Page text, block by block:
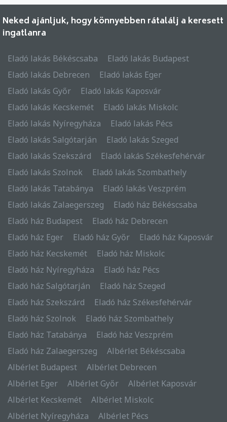
Neked ajánljuk, hogy könnyebben rátalálj a keresett
ingatlanra
Eladó lakás Békéscsaba
Eladó lakás Budapest
Eladó lakás Debrecen
Eladó lakás Eger
Eladó lakás Győr
Eladó lakás Kaposvár
Eladó lakás Kecskemét
Eladó lakás Miskolc
Eladó lakás Nyíregyháza
Eladó lakás Pécs
Eladó lakás Salgótarján
Eladó lakás Szeged
Eladó lakás Szekszárd
Eladó lakás Székesfehérvár
Eladó lakás Szolnok
Eladó lakás Szombathely
Eladó lakás Tatabánya
Eladó lakás Veszprém
Eladó lakás Zalaegerszeg
Eladó ház Békéscsaba
Eladó ház Budapest
Eladó ház Debrecen
Eladó ház Eger
Eladó ház Győr
Eladó ház Kaposvár
Eladó ház Kecskemét
Eladó ház Miskolc
Eladó ház Nyíregyháza
Eladó ház Pécs
Eladó ház Salgótarján
Eladó ház Szeged
Eladó ház Szekszárd
Eladó ház Székesfehérvár
Eladó ház Szolnok
Eladó ház Szombathely
Eladó ház Tatabánya
Eladó ház Veszprém
Eladó ház Zalaegerszeg
Albérlet Békéscsaba
Albérlet Budapest
Albérlet Debrecen
Albérlet Eger
Albérlet Győr
Albérlet Kaposvár
Albérlet Kecskemét
Albérlet Miskolc
Albérlet Nyíregyháza
Albérlet Pécs